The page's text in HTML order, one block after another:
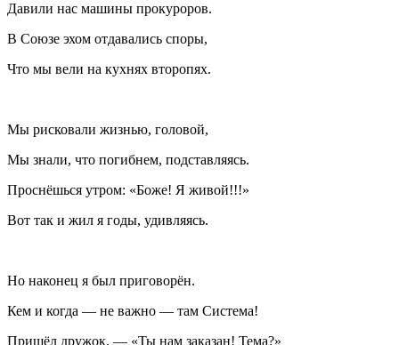
Давили нас машины прокуроров.
В Союзе эхом отдавались споры,
Что мы вели на кухнях второпях.
Мы рисковали жизнью, головой,
Мы знали, что погибнем, подставляясь.
Проснёшься утром: «Боже! Я живой!!!»
Вот так и жил я годы, удивляясь.
Но наконец я был приговорён.
Кем и когда — не важно — там Система!
Пришёл дружок. — «Ты нам заказан! Тема?»